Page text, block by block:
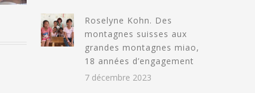
Roselyne Kohn. Des
montagnes suisses aux
grandes montagnes miao,
18 années d’engagement
7 décembre 2023